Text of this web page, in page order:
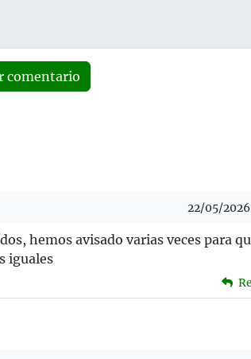
comentario
22/05/
hemos avisado varias veces para
iguales